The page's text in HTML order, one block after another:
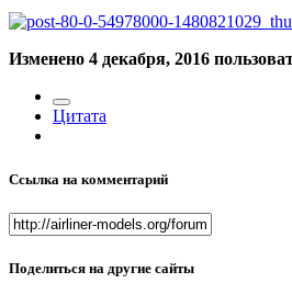
Изменено 4 декабря, 2016
Цитата
Ссылка на комментарий
Поделиться на другие сайты